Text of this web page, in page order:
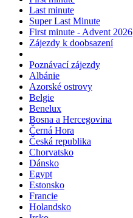
Last minute
Super Last Minute
First minute - Advent 2026
Zájezdy k doobsazení
Poznávací zájezdy
Albánie
Azorské ostrovy
Belgie
Benelux
Bosna a Hercegovina
Černá Hora
Česká republika
Chorvatsko
Dánsko
Egypt
Estonsko
Francie
Holandsko